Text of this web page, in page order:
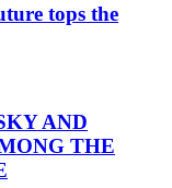
tops the
AND
THE